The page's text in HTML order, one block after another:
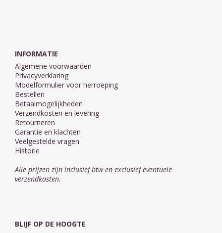
INFORMATIE
Algemene voorwaarden
Privacyverklaring
Modelformulier voor herroeping
Bestellen
Betaalmogelijkheden
Verzendkosten en levering
Retourneren
Garantie en klachten
Veelgestelde vragen
Historie
Alle prijzen zijn inclusief btw en exclusief eventuele
verzendkosten.
BLIJF OP DE HOOGTE